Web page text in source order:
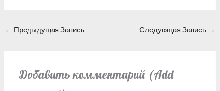
← Предыдущая Запись Следующая Запись →
Добавить комментарий (Add